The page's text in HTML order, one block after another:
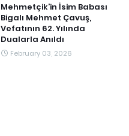
Mehmetçik’in İsim Babası
Bigalı Mehmet Çavuş,
Vefatının 62. Yılında
Dualarla Anıldı
February 03, 2026